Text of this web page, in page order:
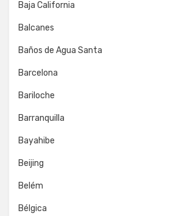
Baja California
Balcanes
Baños de Agua Santa
Barcelona
Bariloche
Barranquilla
Bayahibe
Beijing
Belém
Bélgica